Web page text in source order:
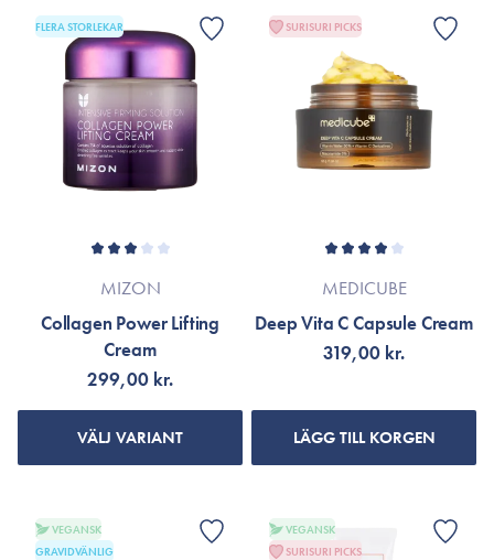
FLERA STORLEKAR
MIZON
Collagen Power Lifting
Cream
299,00 kr.
VÄLJ VARIANT
SURISURI PICKS
MEDICUBE
Deep Vita C Capsule Cream
319,00 kr.
LÄGG TILL KORGEN
VEGANSK
GRAVIDVÄNLIG
VEGANSK
SURISURI PICKS